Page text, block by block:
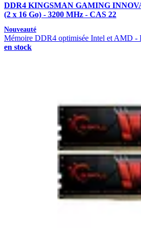
DDR4 KINGSMAN GAMING
(2 x 16 Go) - 3200 MHz - CAS 22
Nouveauté
Mémoire DDR4 optimisée Intel et AMD -
en stock